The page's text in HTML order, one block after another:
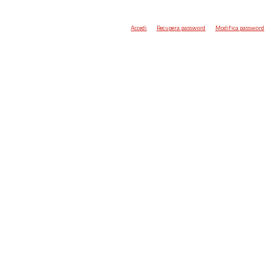
Accedi Recupera password Modifica password